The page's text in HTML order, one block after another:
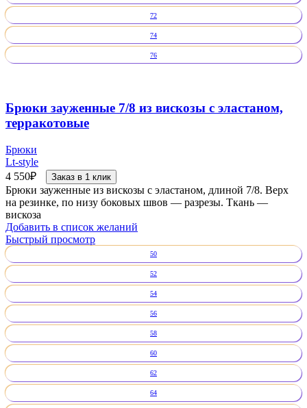
72
74
76
Брюки зауженные 7/8 из вискозы с эластаном,
терракотовые
Брюки
Lt-style
4 550₽ Заказ в 1 клик
Брюки зауженные из вискозы с эластаном, длиной 7/8. Верх
на резинке, по низу боковых швов — разрезы. Ткань —
вискоза
Добавить в список желаний
Быстрый просмотр
50
52
54
56
58
60
62
64